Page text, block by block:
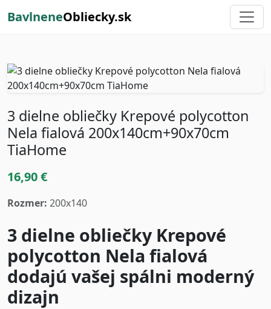
BavlneneObliecky.sk
3 dielne obliečky Krepové polycotton
Nela fialová 200x140cm+90x70cm
TiaHome
16,90 €
Rozmer: 200x140
3 dielne obliečky Krepové
polycotton Nela fialová
dodajú vašej spálni moderný
dizajn